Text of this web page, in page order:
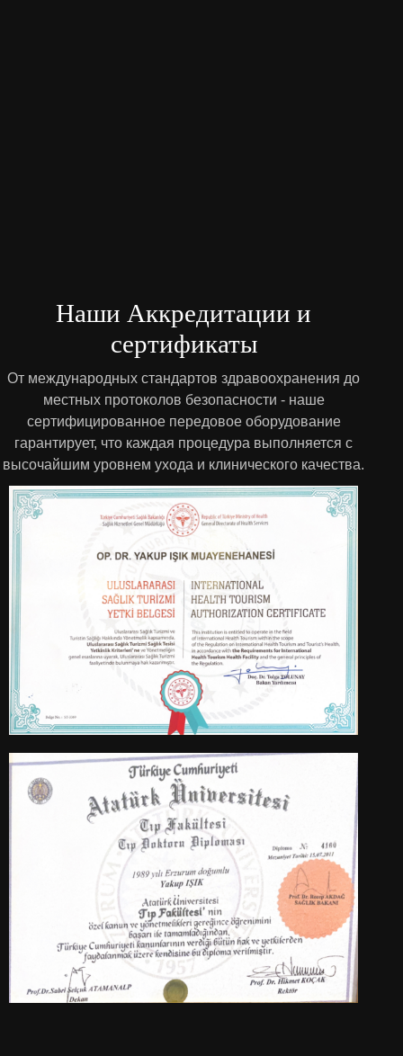
Наши Аккредитации и
сертификаты
От международных стандартов здравоохранения до
местных протоколов безопасности - наше
сертифицированное передовое оборудование
гарантирует, что каждая процедура выполняется с
высочайшим уровнем ухода и клинического качества.